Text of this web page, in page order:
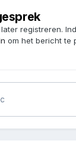
registreren.
om het bericht te